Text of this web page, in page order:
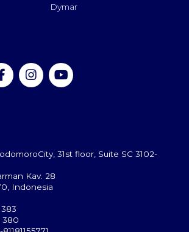
Dymar
31st floor, Suite SC 3102-
Kav. 28
Indonesia
383
380